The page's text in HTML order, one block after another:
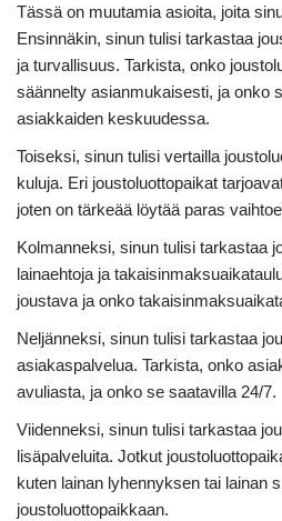
Tässä on muutamia asioita, joita
Ensinnäkin, sinun tulisi tarkastaa
ja turvallisuus. Tarkista, onko
säännelty asianmukaisesti, ja onko
asiakkaiden keskuudessa.
Toiseksi, sinun tulisi vertailla
kuluja. Eri joustoluottopaikat
joten on tärkeää löytää paras
Kolmanneksi, sinun tulisi tarkastaa
lainaehtoja ja
joustava ja onko
Neljänneksi, sinun tulisi tarkastaa
asiakaspalvelua. Tarkista, onko
avuliasta, ja onko se saatavilla 24/7.
Viidenneksi, sinun tulisi tarkastaa
lisäpalveluita. Jotkut
kuten lainan lyhennyksen tai lainan
joustoluottopaikkaan.